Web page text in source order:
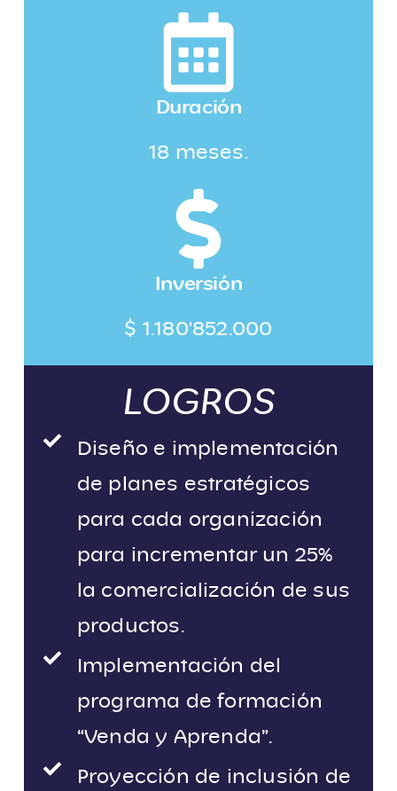
Duración
18 meses.
Inversión
$ 1.180'852.000
LOGROS
Diseño e implementación
de planes estratégicos
para cada organización
para incrementar un 25%
la comercialización de sus
productos.
Implementación del
programa de formación
“Venda y Aprenda”.
Proyección de inclusión de